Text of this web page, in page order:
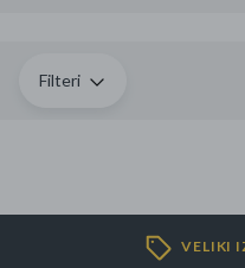
TV, audio i foto
Sport i slobodno vrijeme
Filteri
VELIKI